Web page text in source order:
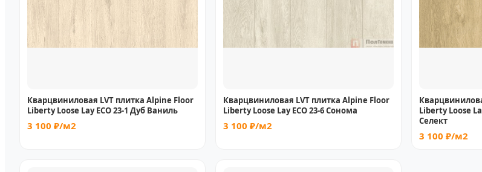
Кварцвиниловая LVT плитка Alpine Floor
Liberty Loose Lay ECO 23-1 Дуб Ваниль
3 100 ₽/м2
Кварцвиниловая LVT плитка Alpine Floor
Liberty Loose Lay ECO 23-6 Сонома
3 100 ₽/м2
Liberty Loose
Селект
3 100 ₽/м2